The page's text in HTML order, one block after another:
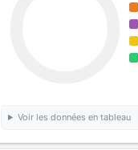
Voir les données en tableau